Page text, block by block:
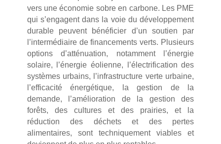
vers une économie sobre en carbone. Les PME
qui s’engagent dans la voie du développement
durable peuvent bénéficier d’un soutien par
l’intermédiaire de financements verts. Plusieurs
options d’atténuation, notamment l’énergie
solaire, l’énergie éolienne, l’électrification des
systèmes urbains, l’infrastructure verte urbaine,
l’efficacité énergétique, la gestion de la
demande, l’amélioration de la gestion des
forêts, des cultures et des prairies, et la
réduction des déchets et des pertes
alimentaires, sont techniquement viables et